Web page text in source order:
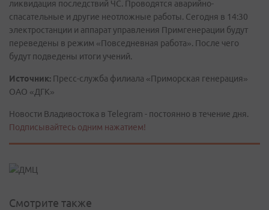
ликвидация последствий ЧС. Проводятся аварийно-
спасательные и другие неотложные работы. Сегодня в 14:30
электростанции и аппарат управления Примгенерации будут
переведены в режим «Повседневная работа». После чего
будут подведены итоги учений.
Источник: Пресс-служба филиала «Приморская генерация»
ОАО «ДГК»
Новости Владивостока в Telegram - постоянно в течение дня.
Подписывайтесь одним нажатием!
Смотрите также